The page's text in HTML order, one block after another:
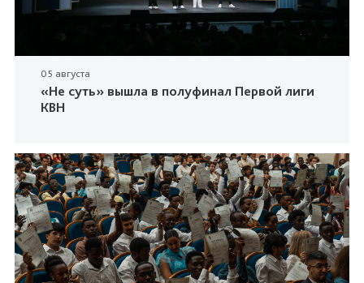
05 августа
«Не суть» вышла в полуфинал Первой лиги
КВН